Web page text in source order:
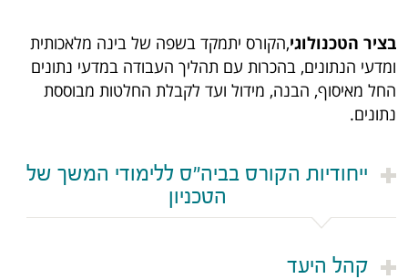
בציר הטכנולוגי,הקורס יתמקד בשפה של בינה מלאכותית
ומדעי הנתונים, בהכרות עם תהליך העבודה במדעי נתונים
החל מאיסוף, הבנה, מידול ועד לקבלת החלטות מבוססת
נתונים.
ייחודיות הקורס בביה"ס ללימודי המשך של
הטכניון
קהל היעד